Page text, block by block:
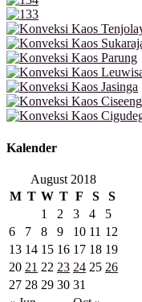
Kalender
August 2018
M T W T F S S
1 2 3 4
5
6
7 8 9 10 11 12
13 14 15 16 17 18 19
20 21 22 23 24 25 26
27 28 29 30 31